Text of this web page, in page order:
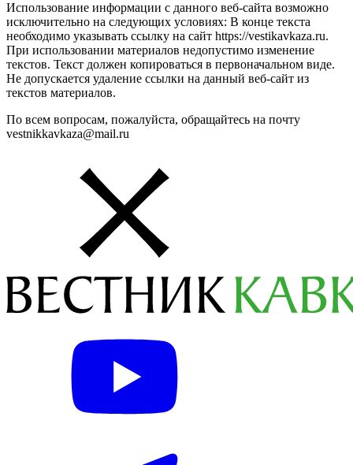
Использование информации с данного веб-сайта возможно
исключительно на следующих условиях: В конце текста
необходимо указывать ссылку на сайт https://vestikavkaza.ru.
При использовании материалов недопустимо изменение
текстов. Текст должен копироваться в первоначальном виде.
Не допускается удаление ссылки на данный веб-сайт из
текстов материалов.
По всем вопросам, пожалуйста, обращайтесь на почту
vestnikkavkaza@mail.ru